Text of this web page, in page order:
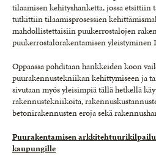
tilaamisen kehityshanketta, jossa etsittiin
tutkittiin tilaamisprosessien
mahdollistettaisiin puukerrostalojen
puukerrostalorakentamisen yleistyminen
Oppaassa pohditaan hankkeiden koon
puurakennustekniikan kehittymiseen ja
sivutaan myös yleisimpiä tällä hetkellä
rakennustekniikoita,
betonirakennusten eroja sekä
Puurakentamisen
kaupungille